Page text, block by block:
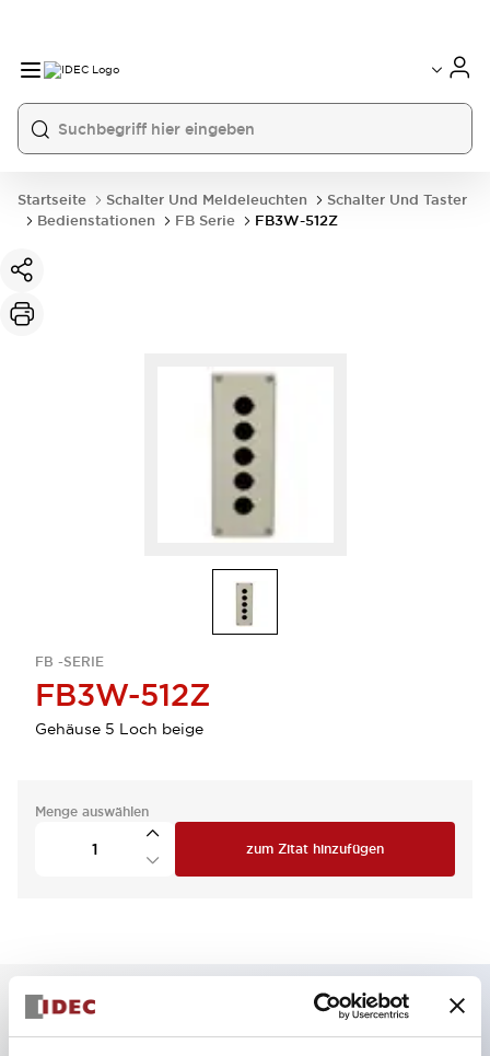
Startseite Schalter Und Meldeleuchten
Schalter Und Taster
Bedienstationen
FB Serie FB3W-512Z
FB -SERIE
FB3W-512Z
Gehäuse 5 Loch beige
Menge auswählen
zum Zitat hinzufügen
Hauptmerkmale